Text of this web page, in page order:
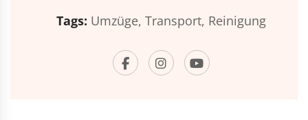
Tags: Umzüge, Transport, Reinigung